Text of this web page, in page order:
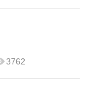
3762